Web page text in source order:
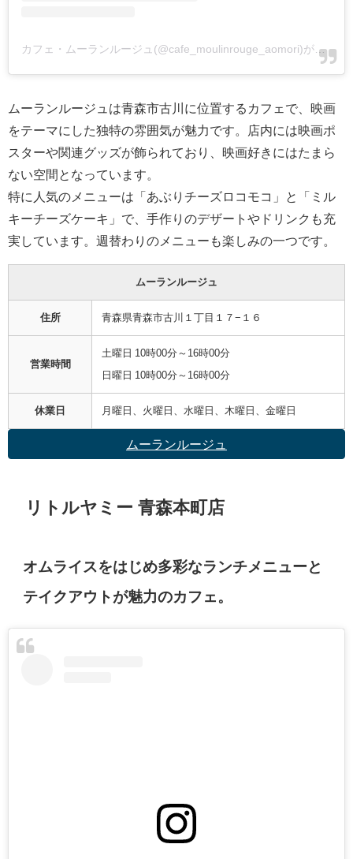
カフェ・ムーランルージュ(@cafe_moulinrouge_aomori)がシェアした投稿
ムーランルージュは青森市古川に位置するカフェで、映画
をテーマにした独特の雰囲気が魅力です。店内には映画ポ
スターや関連グッズが飾られており、映画好きにはたまら
ない空間となっています。
特に人気のメニューは「あぶりチーズロコモコ」と「ミル
キーチーズケーキ」で、手作りのデザートやドリンクも充
実しています。週替わりのメニューも楽しみの一つです。
ムーランルージュ
住所 青森県青森市古川１丁目１７−１６
営業時間
土曜日 10時00分～16時00分
日曜日 10時00分～16時00分
休業日 月曜日、火曜日、水曜日、木曜日、金曜日
ムーランルージュ
リトルヤミー 青森本町店
オムライスをはじめ多彩なランチメニューと
テイクアウトが魅力のカフェ。